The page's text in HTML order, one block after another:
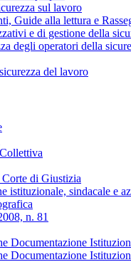
sul lavoro
Guide alla lettura e
e di gestione della
degli operatori della
del lavoro
di Giustizia
istituzionale, sindacale e
n. 81
Documentazione
Documentazione